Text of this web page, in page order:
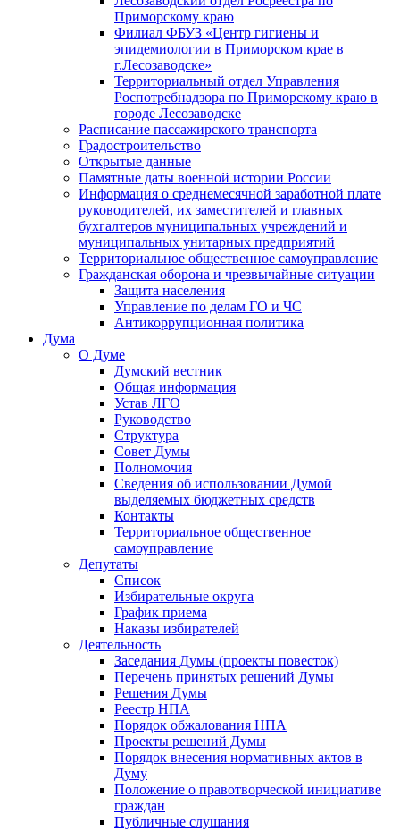
Приморскому краю
Филиал ФБУЗ «Центр гигиены и
эпидемиологии в Приморском крае в
г.Лесозаводске»
Территориальный отдел Управления
Роспотребнадзора по Приморскому краю в
городе Лесозаводске
Расписание пассажирского транспорта
Градостроительство
Открытые данные
Памятные даты военной истории России
Информация о среднемесячной заработной плате
руководителей, их заместителей и главных
бухгалтеров муниципальных учреждений и
муниципальных унитарных предприятий
Территориальное общественное самоуправление
Гражданская оборона и чрезвычайные ситуации
Защита населения
Управление по делам ГО и ЧС
Антикоррупционная политика
Дума
О Думе
Думский вестник
Общая информация
Устав ЛГО
Руководство
Структура
Совет Думы
Полномочия
Сведения об использовании Думой
выделяемых бюджетных средств
Контакты
Территориальное общественное
самоуправление
Депутаты
Список
Избирательные округа
График приема
Наказы избирателей
Деятельность
Заседания Думы (проекты повесток)
Перечень принятых решений Думы
Решения Думы
Реестр НПА
Порядок обжалования НПА
Проекты решений Думы
Порядок внесения нормативных актов в
Думу
Положение о правотворческой инициативе
граждан
Публичные слушания